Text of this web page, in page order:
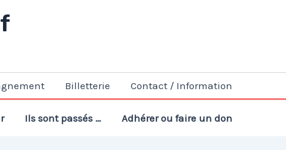
Billetterie Contact / Information
Ils sont passés … Adhérer ou faire un don